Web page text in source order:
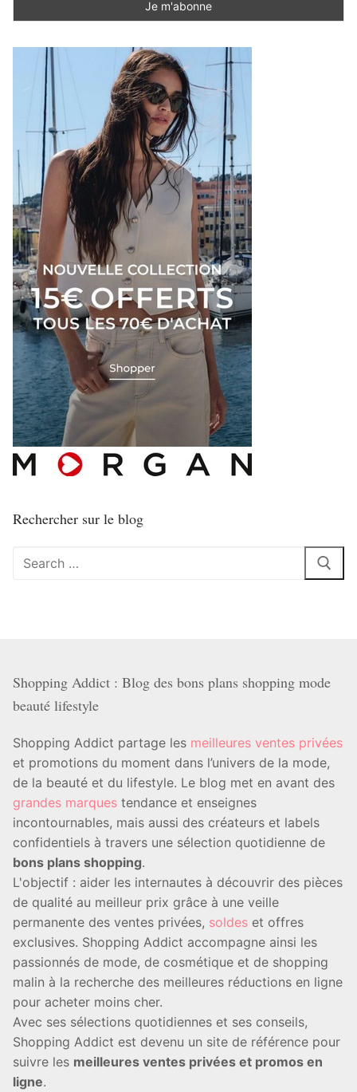
Rechercher sur le blog
Rechercher
Shopping Addict : Blog des bons plans shopping mode
beauté lifestyle
Shopping Addict partage les meilleures ventes privées
et promotions du moment dans l’univers de la mode,
de la beauté et du lifestyle. Le blog met en avant des
grandes marques tendance et enseignes
incontournables, mais aussi des créateurs et labels
confidentiels à travers une sélection quotidienne de
bons plans shopping.
L'objectif : aider les internautes à découvrir des pièces
de qualité au meilleur prix grâce à une veille
permanente des ventes privées, soldes et offres
exclusives. Shopping Addict accompagne ainsi les
passionnés de mode, de cosmétique et de shopping
malin à la recherche des meilleures réductions en ligne
pour acheter moins cher.
Avec ses sélections quotidiennes et ses conseils,
Shopping Addict est devenu un site de référence pour
suivre les meilleures ventes privées et promos en
ligne.